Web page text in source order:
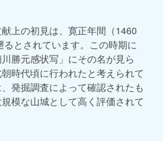
上の初見は、寛正年間（1460
るとされています。この時期に
勝元感状写」にその名が見ら
時代頃に行われたと考えられて
発掘調査によって確認されたも
模な山城として高く評価されて